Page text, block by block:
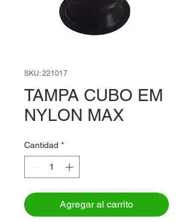
SKU: 221017
TAMPA CUBO EM
NYLON MAX
Cantidad *
Agregar al carrito